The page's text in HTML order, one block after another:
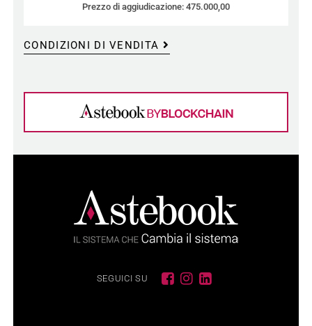
Prezzo di aggiudicazione: 475.000,00
CONDIZIONI DI VENDITA
SEGUICI SU